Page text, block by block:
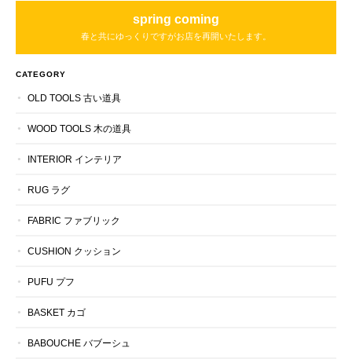
spring coming
春と共にゆっくりですがお店を再開いたします。
CATEGORY
OLD TOOLS 古い道具
WOOD TOOLS 木の道具
INTERIOR インテリア
RUG ラグ
FABRIC ファブリック
CUSHION クッション
PUFU プフ
BASKET カゴ
BABOUCHE バブーシュ